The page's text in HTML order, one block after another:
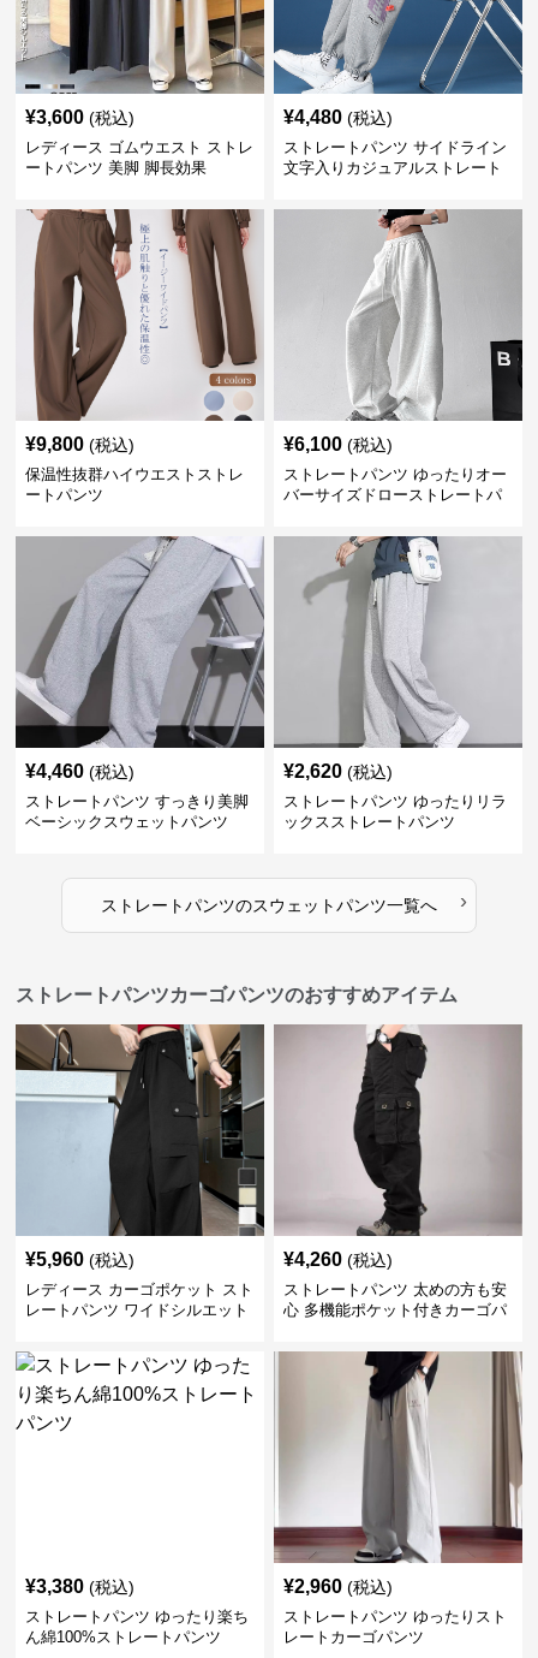
¥3,600 (税込)
レディース ゴムウエスト ストレ
ートパンツ 美脚 脚長効果
¥4,480 (税込)
ストレートパンツ サイドライン
文字入りカジュアルストレート
¥9,800 (税込)
保温性抜群ハイウエストストレ
ートパンツ
¥6,100 (税込)
ストレートパンツ ゆったりオー
バーサイズドローストレートパ
¥4,460 (税込)
ストレートパンツ すっきり美脚
ベーシックスウェットパンツ
¥2,620 (税込)
ストレートパンツ ゆったりリラ
ックスストレートパンツ
ストレートパンツのスウェットパンツ一覧へ ›
ストレートパンツカーゴパンツのおすすめアイテム
¥5,960 (税込)
レディース カーゴポケット スト
レートパンツ ワイドシルエット
¥4,260 (税込)
ストレートパンツ 太めの方も安
心 多機能ポケット付きカーゴパ
¥3,380 (税込)
ストレートパンツ ゆったり楽ち
ん綿100%ストレートパンツ
¥2,960 (税込)
ストレートパンツ ゆったりスト
レートカーゴパンツ